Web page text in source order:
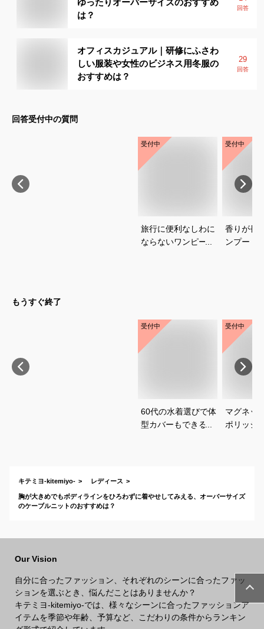
は？
回答
オフィスカジュアル｜研修にふさわ
しい服装や女性のビジネス用冬服の
おすすめは？
29
回答
回答受付中の質問
受付中
旅行に便利なしわに
ならないワンピース
受付中
香りが長
ンプー｜
もうすぐ終了
受付中
60代の水着選びで体
型カバーもできるお
受付中
マグネッ
ポリッシ
キテミヨ-kitemiyo- レディース
胸が大きめでもボディラインをひろわずに着やせしてみえる、オーバーサイズ
のケーブルニットのおすすめは？
Our Vision
自分に合ったファッション、それぞれのシーンに合ったファッ
ションを選ぶとき、悩んだことはありませんか？
キテミヨ-kitemiyo-では、様々なシーンに合ったファッションア
イテムを季節や年齢、予算など、こだわりの条件からランキン